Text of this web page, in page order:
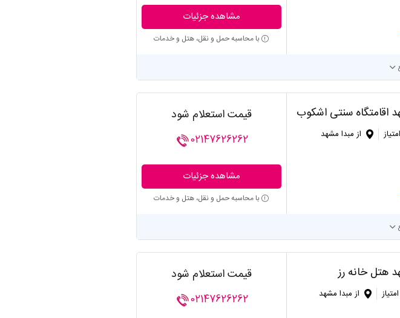
مشاهده جزئیات
با محاسبه حمل و نقل، هتل و خدمات
اقامتگاه سنتی اشکوب
از مبدا مشهد
قیمت استعلام شود
02147626262
مشاهده جزئیات
با محاسبه حمل و نقل، هتل و خدمات
هتل خانه رز
از مبدا مشهد
قیمت استعلام شود
02147626262